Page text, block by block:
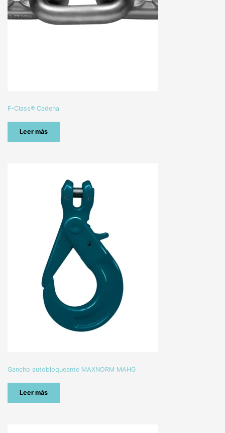
F-Class® Cadena
Leer más
Gancho autobloqueante MAXNORM MAHG
Leer más